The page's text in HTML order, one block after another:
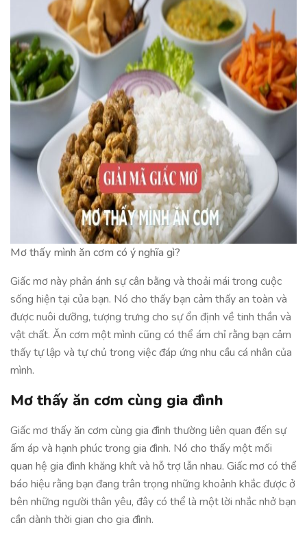
Mơ thấy mình ăn cơm có ý nghĩa gì?
Giấc mơ này phản ánh sự cân bằng và thoải mái trong cuộc
sống hiện tại của bạn. Nó cho thấy bạn cảm thấy an toàn và
được nuôi dưỡng, tượng trưng cho sự ổn định về tinh thần và
vật chất. Ăn cơm một mình cũng có thể ám chỉ rằng bạn cảm
thấy tự lập và tự chủ trong việc đáp ứng nhu cầu cá nhân của
mình.
Mơ thấy ăn cơm cùng gia đình
Giấc mơ thấy ăn cơm cùng gia đình thường liên quan đến sự
ấm áp và hạnh phúc trong gia đình. Nó cho thấy một mối
quan hệ gia đình khăng khít và hỗ trợ lẫn nhau. Giấc mơ có thể
báo hiệu rằng bạn đang trân trọng những khoảnh khắc được ở
bên những người thân yêu, đây có thể là một lời nhắc nhở bạn
cần dành thời gian cho gia đình.